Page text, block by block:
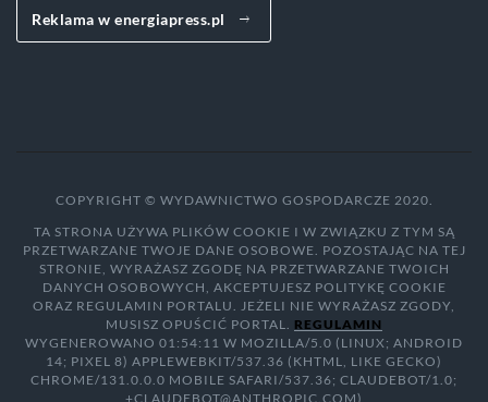
Reklama w energiapress.pl
COPYRIGHT © WYDAWNICTWO GOSPODARCZE 2020.
TA STRONA UŻYWA PLIKÓW COOKIE I W ZWIĄZKU Z TYM SĄ
PRZETWARZANE TWOJE DANE OSOBOWE. POZOSTAJĄC NA TEJ
STRONIE, WYRAŻASZ ZGODĘ NA PRZETWARZANE TWOICH
DANYCH OSOBOWYCH, AKCEPTUJESZ POLITYKĘ COOKIE
ORAZ REGULAMIN PORTALU. JEŻELI NIE WYRAŻASZ ZGODY,
MUSISZ OPUŚCIĆ PORTAL. REGULAMIN
WYGENEROWANO 01:54:11 W MOZILLA/5.0 (LINUX; ANDROID
14; PIXEL 8) APPLEWEBKIT/537.36 (KHTML, LIKE GECKO)
CHROME/131.0.0.0 MOBILE SAFARI/537.36; CLAUDEBOT/1.0;
+CLAUDEBOT@ANTHROPIC.COM)